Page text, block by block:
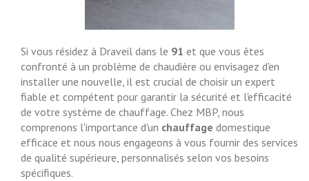
Si vous résidez à Draveil dans le 91 et que vous êtes
confronté à un problème de chaudière ou envisagez d'en
installer une nouvelle, il est crucial de choisir un expert
fiable et compétent pour garantir la sécurité et l'efficacité
de votre système de chauffage. Chez MBP, nous
comprenons l'importance d'un chauffage domestique
efficace et nous nous engageons à vous fournir des services
de qualité supérieure, personnalisés selon vos besoins
spécifiques.